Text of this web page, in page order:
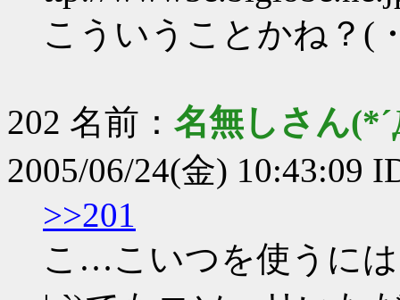
こういうことかね？(
202 名前： 名無しさん
2005/06/24(金) 10:43:09
>>201
こ…こいつを使うに